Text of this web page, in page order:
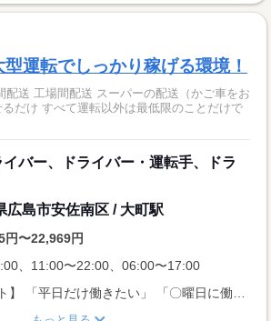
運転でしっかり稼げる環境！
配送 工場間配送 スーパーの配送（かご車をお
だけ すべて運転以外は最低限のことだけで
バー、ドライバー・運転手、ドラ
広島市安佐南区 / 大町駅
円〜22,969円
、11:00〜22:00、06:00〜17:00